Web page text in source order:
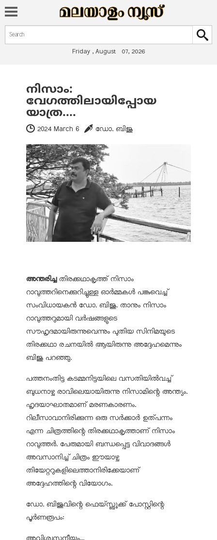
Search form
Search
Friday , August 07, 2026
You are here
നിസാം:
വേഗത്തിലായിപ്പോയ
യാത്ര....
2024 March 6 ഡോ. ബിജു
അന്തരിച്ചതിരക്കഥാകൃത്ത് നിസാം
റാവുത്തറിനെക്കുറിച്ചുള്ള ഓര്‍മ്മകള്‍ പങ്കുവെച്ച്
സംവിധായകന്‍ ഡോ. ബിജു. താനും നിസാം
റാവുത്തറുമായി വര്‍ഷങ്ങളുടെ
സൗഹൃദമായിരുന്നുവെന്നും പുതിയ സിനിമയുടെ
തിരക്കഥാ രചനയില്‍ ആയിരുന്നു അദ്ദേഹമെന്നും
ബിജു പറഞ്ഞു.
പത്തനംതിട്ട കടമ്മനിട്ടയിലെ വസതിയില്‍വച്ച്
ബുധനാഴ്ച രാവിലെയായിരുന്നു നിസാമിന്റെ അന്ത്യം.
ഹൃദയാഘാതമാണ് മരണകാരണം.
റിലീസാവാനിരിക്കുന്ന ഒരു സര്‍ക്കാര്‍ ഉത്പന്നം
എന്ന ചിത്രത്തിന്റെ തിരക്കഥാകൃത്താണ് നിസാം
റാവുത്തര്‍. പേരുമായി ബന്ധപ്പെട്ട വിവാദങ്ങള്‍
അവസാനിച്ച് ചിത്രം ഈയാഴ്ച
തിയേറ്ററുകളിലെത്താനിരിക്കേയാണ്
അദ്ദേഹത്തിന്റെ വിയോഗം.
ഡോ. ബിജുവിന്റെ ഫെയ്‌സ്ബുക്ക് പോസ്റ്റിന്റെ
പൂര്‍ണരൂപം: